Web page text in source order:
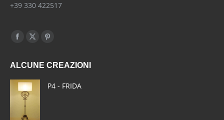
+39 330 422517
Find us on:
Facebook
opens
in
new
window
X
opens
in
new
Pinterest
opens
ALCUNE CREAZIONI
P4 - FRIDA